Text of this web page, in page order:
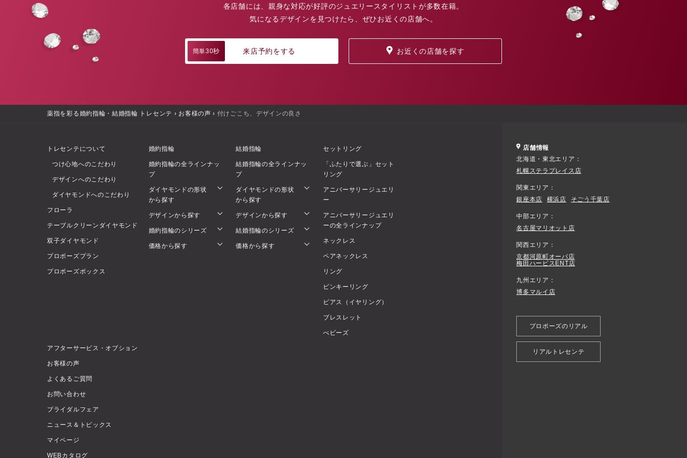
各店舗には、親身な対応が好評のジュエリースタイリストが多数在籍。
気になるデザインを見つけたら、ぜひお近くの店舗へ。
簡単30秒 来店予約をする お近くの店舗を探す
薬指を彩る婚約指輪・結婚指輪 トレセンテ › お客様の声 › 付けごこち、デザインの良さ
トレセンテについて
つけ心地へのこだわり
デザインへのこだわり
ダイヤモンドへのこだわり
フローラ
テーブルクリーンダイヤモンド
双子ダイヤモンド
プロポーズプラン
プロポーズボックス
婚約指輪
婚約指輪の全ラインナッ
プ
ダイヤモンドの形状
から探す
デザインから探す
婚約指輪のシリーズ
価格から探す
結婚指輪
結婚指輪の全ラインナッ
プ
ダイヤモンドの形状
から探す
デザインから探す
結婚指輪のシリーズ
価格から探す
セットリング
「ふたりで選ぶ」セット
リング
アニバーサリージュエリ
ー
アニバーサリージュエリ
ーの全ラインナップ
ネックレス
ペアネックレス
リング
ピンキーリング
ピアス（イヤリング）
ブレスレット
べビーズ
アフターサービス・オプション
お客様の声
よくあるご質問
お問い合わせ
ブライダルフェア
ニュース＆トピックス
マイページ
WEBカタログ
店舗情報
北海道・東北エリア
札幌ステラプレイス店
関東エリア
銀座本店
横浜店 そごう千葉店
中部エリア
名古屋マリオット店
関西エリア
京都河原町オーパ店
梅田ハービスENT店
九州エリア
博多マルイ店
プロポーズのリアル
リアルトレセンテ